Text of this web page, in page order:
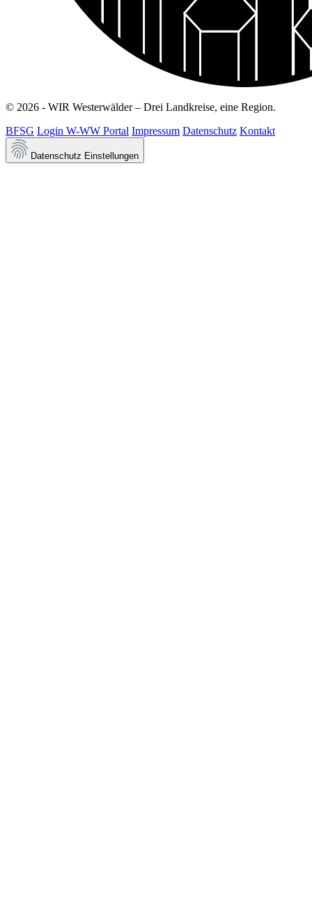
© 2026 - WIR Westerwälder – Drei Landkreise, eine Region.
BFSG Login W-WW Portal Impressum Datenschutz Kontakt
Datenschutz Einstellungen